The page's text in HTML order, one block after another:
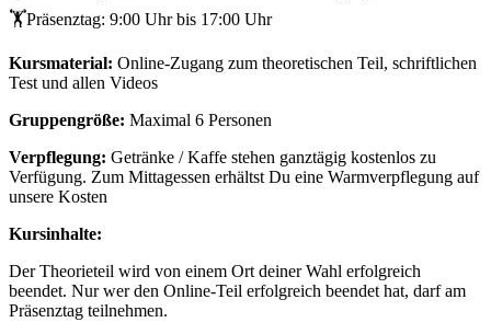
🏋Präsenztag: 9:00 Uhr bis 17:00 Uhr
Kursmaterial: Online-Zugang zum theoretischen Teil, schriftlichen
Test und allen Videos
Gruppengröße: Maximal 6 Personen
Verpflegung: Getränke / Kaffe stehen ganztägig kostenlos zu
Verfügung. Zum Mittagessen erhältst Du eine Warmverpflegung auf
unsere Kosten
Kursinhalte:
Der Theorieteil wird von einem Ort deiner Wahl erfolgreich
beendet. Nur wer den Online-Teil erfolgreich beendet hat, darf am
Präsenztag teilnehmen.